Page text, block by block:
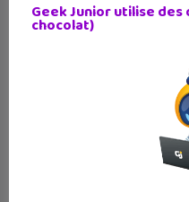
Geek Junior utilise
chocolat)